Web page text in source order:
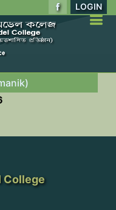
LOGIN
College